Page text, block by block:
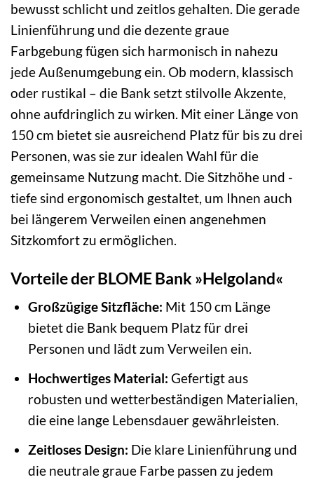
bewusst schlicht und zeitlos gehalten. Die gerade
Linienführung und die dezente graue
Farbgebung fügen sich harmonisch in nahezu
jede Außenumgebung ein. Ob modern, klassisch
oder rustikal – die Bank setzt stilvolle Akzente,
ohne aufdringlich zu wirken. Mit einer Länge von
150 cm bietet sie ausreichend Platz für bis zu drei
Personen, was sie zur idealen Wahl für die
gemeinsame Nutzung macht. Die Sitzhöhe und -
tiefe sind ergonomisch gestaltet, um Ihnen auch
bei längerem Verweilen einen angenehmen
Sitzkomfort zu ermöglichen.
Vorteile der BLOME Bank »Helgoland«
Großzügige Sitzfläche: Mit 150 cm Länge
bietet die Bank bequem Platz für drei
Personen und lädt zum Verweilen ein.
Hochwertiges Material: Gefertigt aus
robusten und wetterbeständigen Materialien,
die eine lange Lebensdauer gewährleisten.
Zeitloses Design: Die klare Linienführung und
die neutrale graue Farbe passen zu jedem